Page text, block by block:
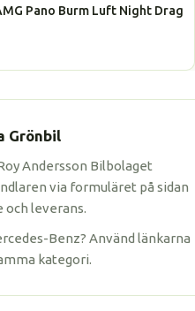
Pano Burm Luft Night Drag
Grönbil
Andersson Bilbolaget
via formuläret på sidan
leverans.
Benz? Använd länkarna
kategori.